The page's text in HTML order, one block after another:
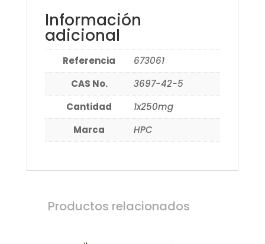
Información
adicional
Referencia
673061
CAS No.
3697-42-5
Cantidad
1x250mg
Marca
HPC
Productos relacionados